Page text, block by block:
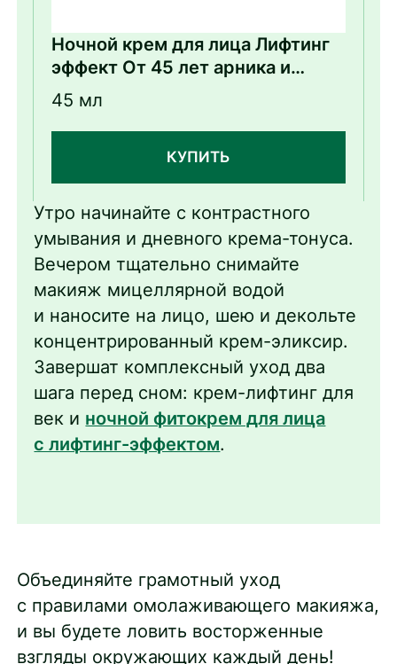
Ночной крем для лица Лифтинг
эффект От 45 лет арника и
жимолость
45 мл
КУПИТЬ
Утро начинайте с контрастного
умывания и дневного крема-тонуса.
Вечером тщательно снимайте
макияж мицеллярной водой
и наносите на лицо, шею и декольте
концентрированный крем-эликсир.
Завершат комплексный уход два
шага перед сном: крем-лифтинг для
век и ночной фитокрем для лица
с лифтинг-эффектом.
Объединяйте грамотный уход
с правилами омолаживающего макияжа,
и вы будете ловить восторженные
взгляды окружающих каждый день!